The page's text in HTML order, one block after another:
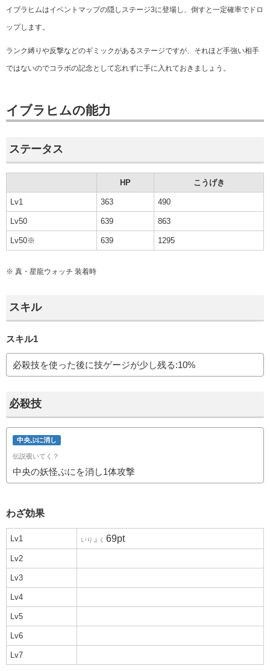
イブラヒムはイベントマップの隠しステージ3に登場し、倒すと一定確率でドロ
ップします。
ランク縛りや反撃などのギミックがあるステージですが、それほど手強い相手
ではないのでコラボの記念として忘れずに手に入れておきましょう。
イブラヒムの能力
ステータス
HP こうげき
Lv1 363 490
Lv50 639 863
Lv50※ 639 1295
※ 真・星龍ウォッチ 装着時
スキル
スキル1
必殺技を使った後に技ゲージが少し残る:10%
必殺技
中央ぷに消し
伝説覗いてく？
中央の妖怪ぷにを消し1体攻撃
わざ効果
Lv1 いりょく 69pt
Lv2
Lv3
Lv4
Lv5
Lv6
Lv7